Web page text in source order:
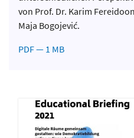
von Prof. Dr. Karim
Maja Bogojević.
PDF — 1 MB